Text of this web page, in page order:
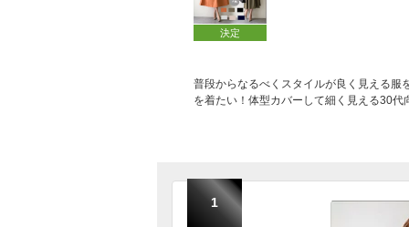
決定
普段からなるべくスタイルが良く見える服
を着たい！体型カバーして細く見える30
1